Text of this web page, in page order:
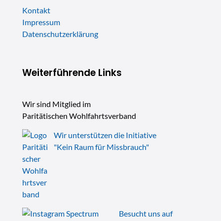
Kontakt
Impressum
Datenschutzerklärung
Weiterführende Links
Wir sind Mitglied im
Paritätischen Wohlfahrtsverband
Wir unterstützen die Initiative
"Kein Raum für Missbrauch"
Besucht uns auf